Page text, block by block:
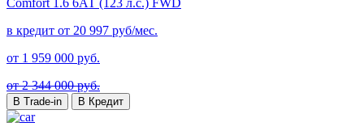
в кредит от 20 997 руб/мес.
от 1 959 000 руб.
от 2 344 000 руб.
В Trade-in В Кредит